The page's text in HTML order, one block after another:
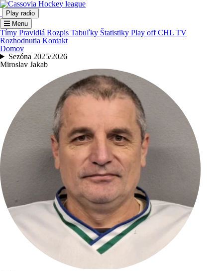
Play radio
Menu
Tímy Pravidlá Rozpis Tabuľky Štatistiky Play offCHL TV
Rozhodnutia Kontakt
Domov
Sezóna 2025/2026
Miroslav Jakab